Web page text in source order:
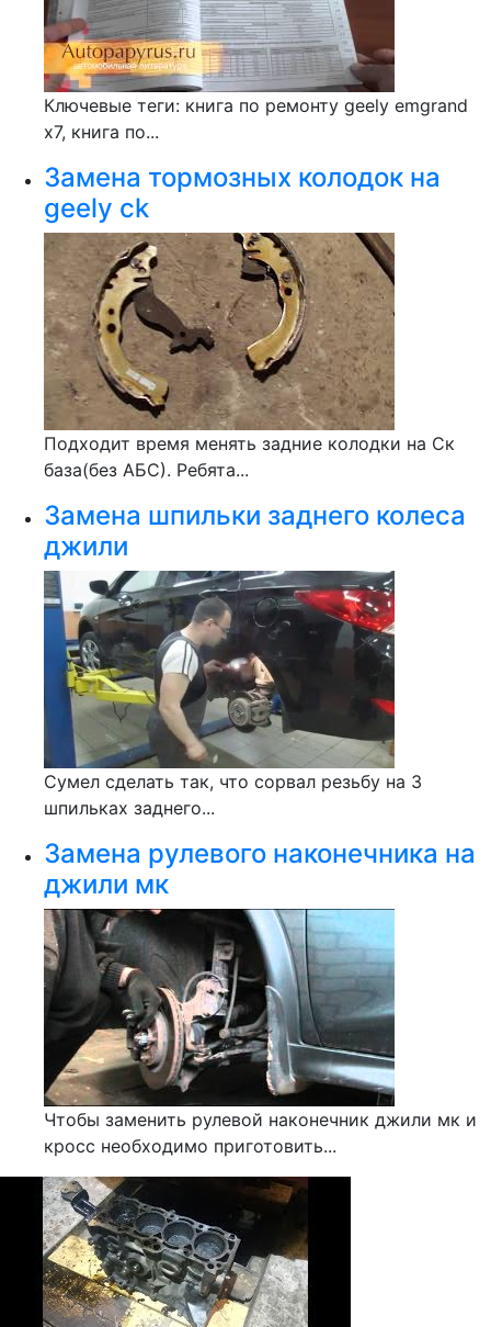
Ключевые теги: книга по ремонту geely emgrand
x7, книга по...
Замена тормозных колодок на
geely ck
Подходит время менять задние колодки на Ск
база(без АБС). Ребята...
Замена шпильки заднего колеса
джили
Сумел сделать так, что сорвал резьбу на 3
шпильках заднего...
Замена рулевого наконечника на
джили мк
Чтобы заменить рулевой наконечник джили мк и
кросс необходимо приготовить...